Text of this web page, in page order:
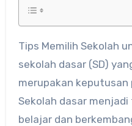
Tips Memilih Sekolah
sekolah dasar (SD)
merupakan
Sekolah dasar
belajar dan